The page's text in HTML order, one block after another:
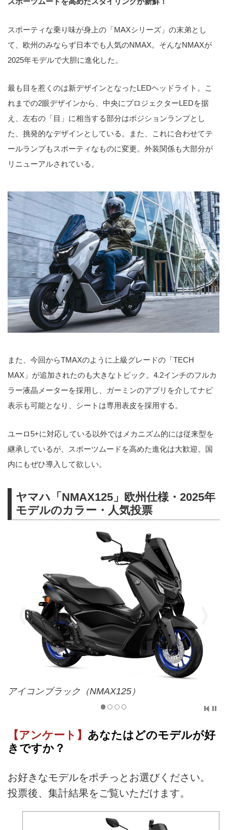
スポーティな乗り味が身上の「MAXシリーズ」の末弟とし
て、欧州のみならず日本でも人気のNMAX。そんなNMAXが
2025年モデルで大胆に進化した。
最も目を惹くのは新デザインとなったLEDヘッドライト。こ
れまでの2眼デザインから、中央にプロジェクターLEDを据
え、左右の「目」に相当する部分はポジションランプとし
た、挑発的なデザインとしている。また、これに合わせてテ
ールランプもスポーティなものに変更。外装関係も大部分が
リニューアルされている。
また、今回からTMAXのように上級グレードの「TECH
MAX」が追加されたのも大きなトピック。4.2インチのフルカ
ラー液晶メーターを採用し、ガーミンのアプリを介してナビ
表示も可能となり、シートは専用表皮を採用する。
ユーロ5+に対応している以外ではメカニズム的には従来型を
継承しているが、スポーツムードを高めた進化は大歓迎。国
内にもぜひ導入して欲しい。
ヤマハ「NMAX125」欧州仕様・2025年
モデルのカラー・人気投票
アイコンブラック（NMAX125）
【アンケート】 あなたはどのモデルが好
きですか？
お好きなモデルをポチっとお選びください。
投票後、集計結果をご覧いただけます。